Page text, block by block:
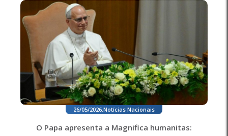
26/05/2026 Notícias Nacionais
O Papa apresenta a Magnifica humanitas: